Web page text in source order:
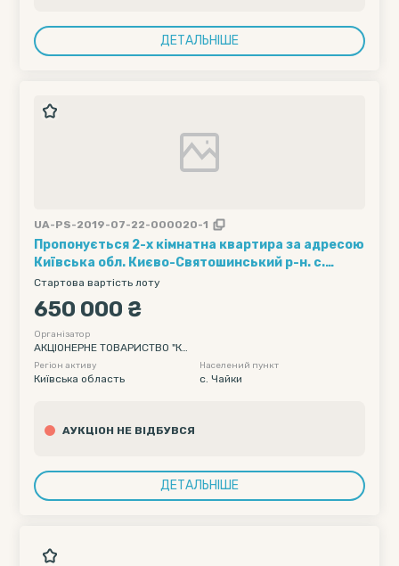
ДЕТАЛЬНІШЕ
UA-PS-2019-07-22-000020-1
Пропонується 2-х кімнатна квартира за адресою
Київська обл. Києво-Святошинський р-н. с.
Чайки вул. Коцюбинського буд. 9, секція 7, кв.
296 загальною площеюж 76,8 м. кв.
Стартова вартість лоту
650 000 ₴
Організатор
АКЦІОНЕРНЕ ТОВАРИСТВО "КР
ИСТАЛБАНК"
Регіон активу
Київська область
Населений пункт
с. Чайки
АУКЦІОН НЕ ВІДБУВСЯ
ДЕТАЛЬНІШЕ